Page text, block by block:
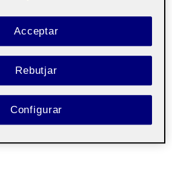
BARTOLOMÉ YARZA
EL RUMBO
Rebutjar
Acceptar
Configurar